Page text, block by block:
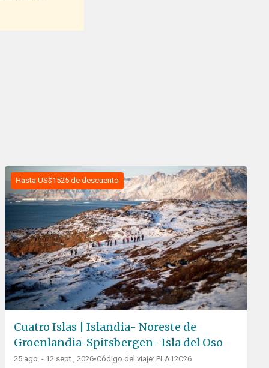
Hasta US$1525 de descuento
Cuatro Islas | Islandia- Noreste de
Groenlandia-Spitsbergen- Isla del Oso
25 ago. - 12 sept., 2026•Código del viaje: PLA12C26